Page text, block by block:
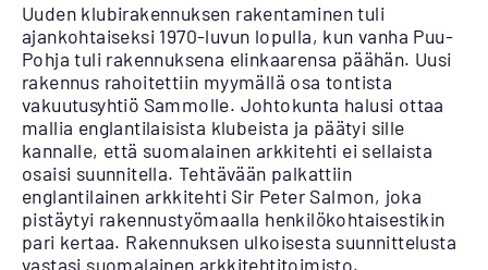
Uuden klubirakennuksen rakentaminen tuli
ajankohtaiseksi 1970-luvun lopulla, kun vanha Puu-
Pohja tuli rakennuksena elinkaarensa päähän. Uusi
rakennus rahoitettiin myymällä osa tontista
vakuutusyhtiö Sammolle. Johtokunta halusi ottaa
mallia englantilaisista klubeista ja päätyi sille
kannalle, että suomalainen arkkitehti ei sellaista
osaisi suunnitella. Tehtävään palkattiin
englantilainen arkkitehti Sir Peter Salmon, joka
pistäytyi rakennustyömaalla henkilökohtaisestikin
pari kertaa. Rakennuksen ulkoisesta suunnittelusta
vastasi suomalainen arkkitehtitoimisto.